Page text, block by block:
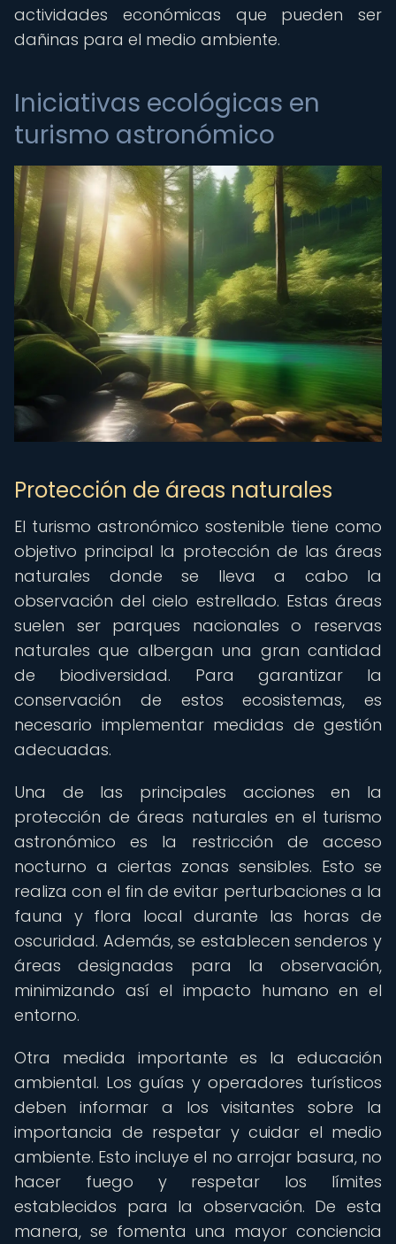
actividades económicas que pueden ser
dañinas para el medio ambiente.
Iniciativas ecológicas en
turismo astronómico
Protección de áreas naturales
El turismo astronómico sostenible tiene como
objetivo principal la protección de las áreas
naturales donde se lleva a cabo la
observación del cielo estrellado. Estas áreas
suelen ser parques nacionales o reservas
naturales que albergan una gran cantidad
de biodiversidad. Para garantizar la
conservación de estos ecosistemas, es
necesario implementar medidas de gestión
adecuadas.
Una de las principales acciones en la
protección de áreas naturales en el turismo
astronómico es la restricción de acceso
nocturno a ciertas zonas sensibles. Esto se
realiza con el fin de evitar perturbaciones a la
fauna y flora local durante las horas de
oscuridad. Además, se establecen senderos y
áreas designadas para la observación,
minimizando así el impacto humano en el
entorno.
Otra medida importante es la educación
ambiental. Los guías y operadores turísticos
deben informar a los visitantes sobre la
importancia de respetar y cuidar el medio
ambiente. Esto incluye el no arrojar basura, no
hacer fuego y respetar los límites
establecidos para la observación. De esta
manera, se fomenta una mayor conciencia